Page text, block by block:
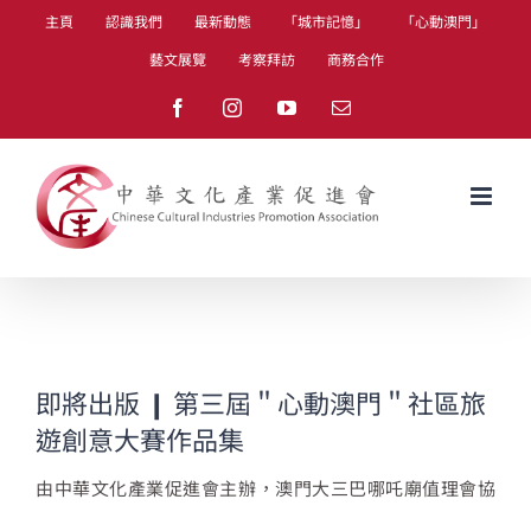
主頁 認識我們 最新動態 「城市記憶」
「心動澳門」
藝文展覽
考察拜訪 商務合作
FacebookInstagramYouTubeEmail
即將出版 ❙ 第三屆＂心動澳門＂社區旅
遊創意大賽作品集
由中華文化產業促進會主辦，澳門大三巴哪吒廟值理會協